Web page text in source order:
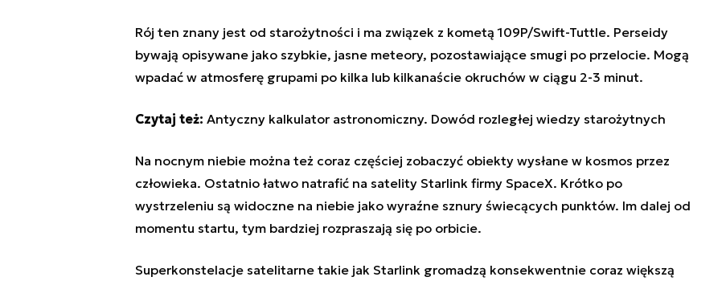
Rój ten znany jest od starożytności i ma związek z kometą 109P/Swift-Tuttle. Perseidy
bywają opisywane jako szybkie, jasne meteory, pozostawiające smugi po przelocie. Mogą
wpadać w atmosferę grupami po kilka lub kilkanaście okruchów w ciągu 2-3 minut.
Czytaj też: Antyczny kalkulator astronomiczny. Dowód rozległej wiedzy starożytnych
Na nocnym niebie można też coraz częściej zobaczyć obiekty wysłane w kosmos przez
człowieka. Ostatnio łatwo natrafić na satelity Starlink firmy SpaceX. Krótko po
wystrzeleniu są widoczne na niebie jako wyraźne sznury świecących punktów. Im dalej od
momentu startu, tym bardziej rozpraszają się po orbicie.
Superkonstelacje satelitarne takie jak Starlink gromadzą konsekwentnie coraz większą